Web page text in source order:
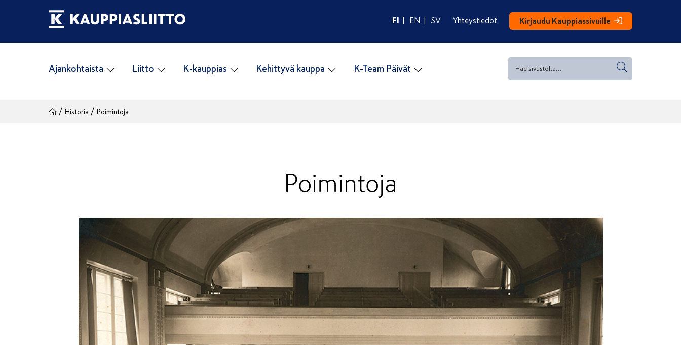
FI EN SV Yhteystiedot Kirjaudu Kauppiassivuille
Ajankohtaista Liitto K-kauppias Kehittyvä kauppa K-Team Päivät
/ Historia / Poimintoja
Poimintoja